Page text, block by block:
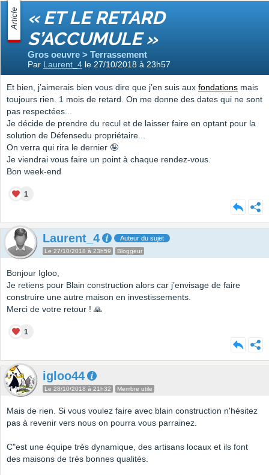
Article « ET LE RETARD
S’ACCUMULE »
Gros oeuvre > Terrassement
Par Laurent_4 le 27/10/2018 à 23h57
Et bien, j’aimerais bien vous dire que j’en suis aux fondations mais
toujours rien. 1 mois de retard. On me donne des dates qui ne sont
pas respectées...
Je décide de prendre du recul et de laisser faire en optant pour la
solution de Défensedu propriétaire...
On verra qui rira le dernier 🤪
Je viendrai vous faire un point à chaque rendez-vous.
Bon week-end
1
Laurent_4 Auteur du sujet
Le 27/10/2018 à 23h59 Bloggeur
Bonjour Igloo,
Je retiens pour Blain construction alors car j’envisage de faire
construire une autre maison en investissements.
Merci de votre retour ! 🙏
1
igloo44
Le 28/10/2018 à 21h32 Membre utile
Mais de rien. Si vous voulez faire avec blain construction n'hésitez
pas à revenir vers nous on pourra vous parrainez.
C"est une équipe très dynamique, des artisans locaux et ils font
des maisons de très bonnes qualités.